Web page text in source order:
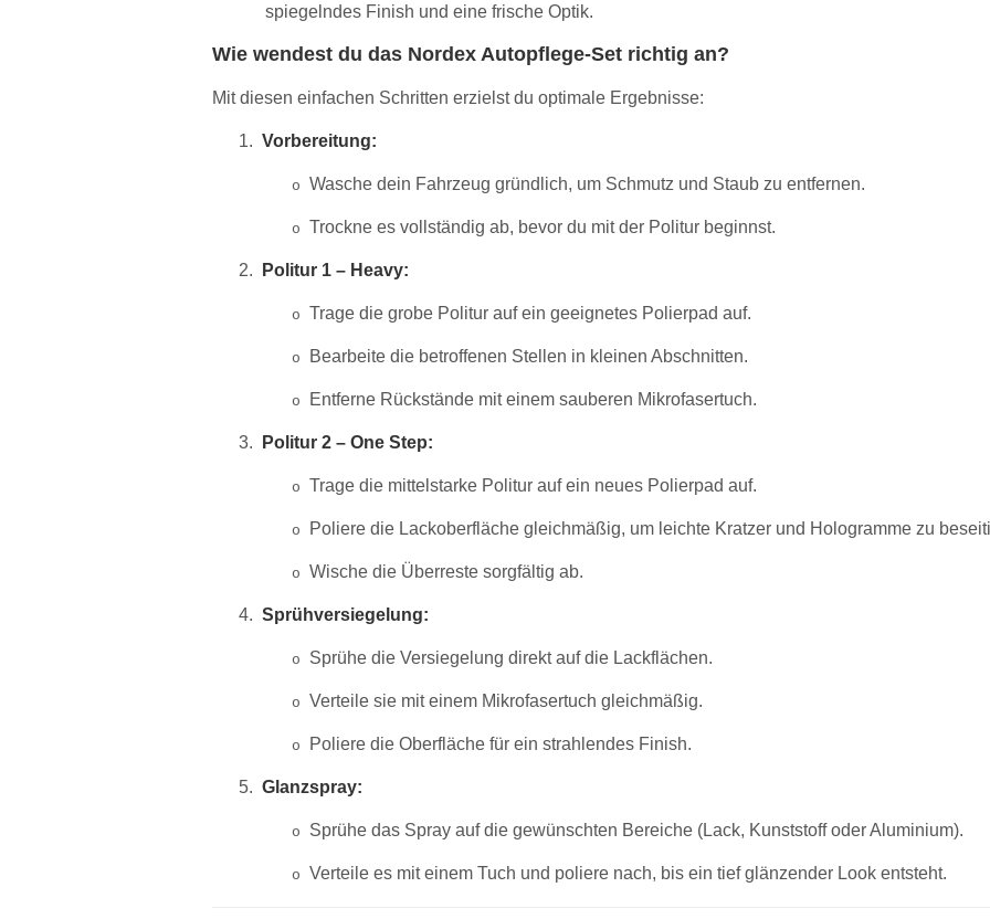
spiegelndes Finish und eine frische Optik.
Wie wendest du das Nordex Autopflege-Set richtig an?
Mit diesen einfachen Schritten erzielst du optimale Ergebnisse:
1. Vorbereitung:
o Wasche dein Fahrzeug gründlich, um Schmutz und Staub zu entfernen.
o Trockne es vollständig ab, bevor du mit der Politur beginnst.
2. Politur 1 – Heavy:
o Trage die grobe Politur auf ein geeignetes Polierpad auf.
o Bearbeite die betroffenen Stellen in kleinen Abschnitten.
o Entferne Rückstände mit einem sauberen Mikrofasertuch.
3. Politur 2 – One Step:
o Trage die mittelstarke Politur auf ein neues Polierpad auf.
o Poliere die Lackoberfläche gleichmäßig, um leichte Kratzer und Hologramme zu
o Wische die Überreste sorgfältig ab.
4. Sprühversiegelung:
o Sprühe die Versiegelung direkt auf die Lackflächen.
o Verteile sie mit einem Mikrofasertuch gleichmäßig.
o Poliere die Oberfläche für ein strahlendes Finish.
5. Glanzspray:
o Sprühe das Spray auf die gewünschten Bereiche (Lack, Kunststoff oder Aluminium).
o Verteile es mit einem Tuch und poliere nach, bis ein tief glänzender Look entsteht.